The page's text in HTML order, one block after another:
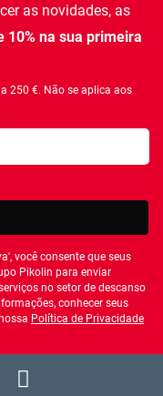
as novidades, as
10% na sua primeira
250 €. Não se aplica aos
você consente que seus
Pikolin para enviar
no setor de descanso
conhecer seus
Política de Privacidade